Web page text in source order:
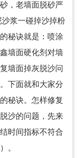
，老墙面脱砂严
浆一碰掉沙掉粉
秘诀就是：喷涂
墙面硬化剂对墙
墙面掉灰脱沙问
下面就和大家分
秘诀。怎样修复
沙的问题，先来
时间指标不符合
。